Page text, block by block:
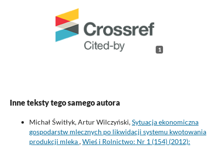
1
Inne teksty tego samego autora
Michał Świtłyk, Artur Wilczyński,Sytuacja ekonomiczna
gospodarstw mlecznych po likwidacji systemu kwotowania
produkcji mleka,Wieś i Rolnictwo: Nr 1 (154) (2012):